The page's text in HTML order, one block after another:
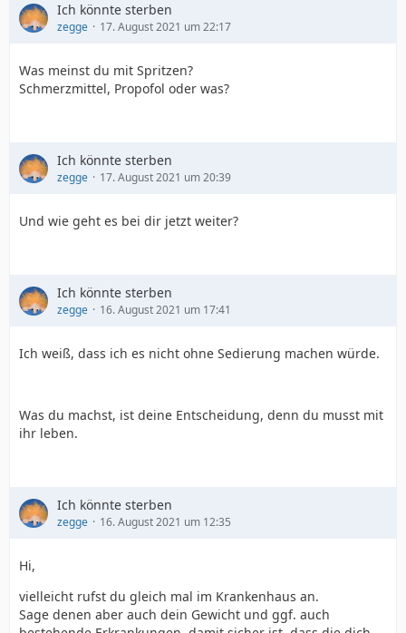
Ich könnte sterben
zegge 17. August 2021 um 22:17
Was meinst du mit Spritzen?
Schmerzmittel, Propofol oder was?
Ich könnte sterben
zegge 17. August 2021 um 20:39
Und wie geht es bei dir jetzt weiter?
Ich könnte sterben
zegge 16. August 2021 um 17:41
Ich weiß, dass ich es nicht ohne Sedierung machen würde.
Was du machst, ist deine Entscheidung, denn du musst mit
ihr leben.
Ich könnte sterben
zegge 16. August 2021 um 12:35
Hi,
vielleicht rufst du gleich mal im Krankenhaus an.
Sage denen aber auch dein Gewicht und ggf. auch